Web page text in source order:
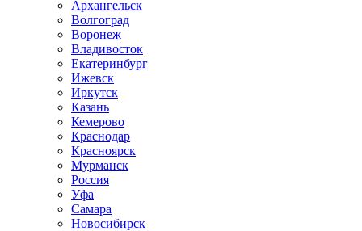
Архангельск
Волгоград
Воронеж
Владивосток
Екатеринбург
Ижевск
Иркутск
Казань
Кемерово
Краснодар
Красноярск
Мурманск
Россия
Уфа
Самара
Новосибирск